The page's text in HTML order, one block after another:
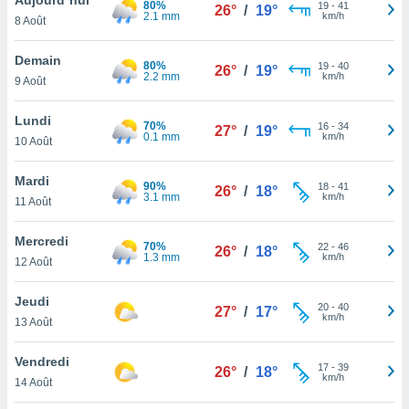
et
»,
au
vous
qu'ils
ou
le
ainsi
un
la
du
8 Août
80%
2.1 mm
26° / 19° 19- 41
km/h
Demain
9 Août
80%
2.2 mm
26° / 19° 19- 40
km/h
Lundi
10 Août
70%
0.1 mm
27° / 19° 16- 34
km/h
Mardi
11 Août
90%
3.1 mm
26° / 18° 18- 41
km/h
Mercredi
12 Août
70%
1.3 mm
26° / 18° 22- 46
km/h
Jeudi
13 Août
27° / 17° 20- 40
km/h
Vendredi
14 Août
26° / 18° 17- 39
km/h